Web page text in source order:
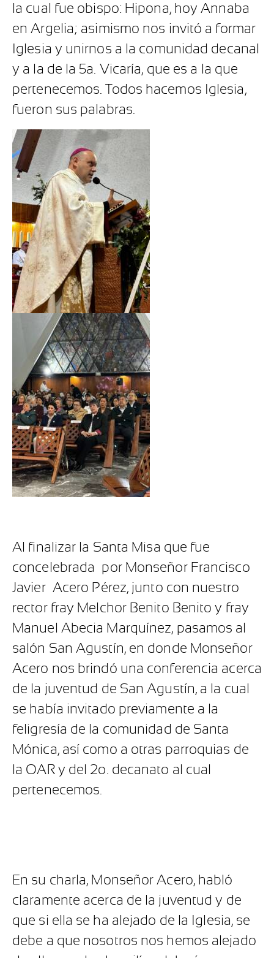
la cual fue obispo: Hipona, hoy Annaba
en Argelia; asimismo nos invitó a formar
Iglesia y unirnos a la comunidad decanal
y a la de la 5a. Vicaría, que es a la que
pertenecemos. Todos hacemos Iglesia,
fueron sus palabras.
Al finalizar la Santa Misa que fue
concelebrada por Monseñor Francisco
Javier Acero Pérez, junto con nuestro
rector fray Melchor Benito Benito y fray
Manuel Abecia Marquínez, pasamos al
salón San Agustín, en donde Monseñor
Acero nos brindó una conferencia acerca
de la juventud de San Agustín, a la cual
se había invitado previamente a la
feligresía de la comunidad de Santa
Mónica, así como a otras parroquias de
la OAR y del 2o. decanato al cual
pertenecemos.
En su charla, Monseñor Acero, habló
claramente acerca de la juventud y de
que si ella se ha alejado de la Iglesia, se
debe a que nosotros nos hemos alejado